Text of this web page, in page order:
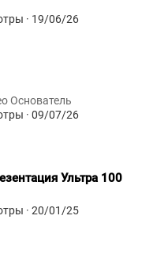
· 19/06/26
Основатель
· 09/07/26
Ультра 100
· 20/01/25